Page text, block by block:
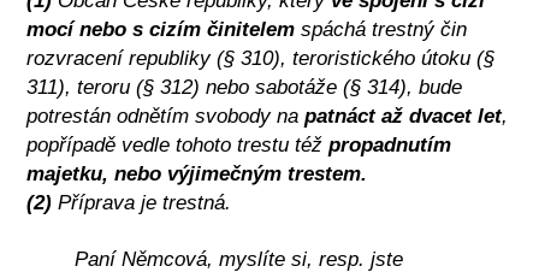
mocí nebo s cizím činitelemspáchá trestný čin
rozvracení republiky (§ 310), teroristického útoku (§
311), teroru (§ 312) nebo sabotáže (§ 314), bude
potrestán odnětím svobody napatnáct až dvacet let,
popřípadě vedle tohoto trestu téžpropadnutím
majetku, nebo výjimečným trestem.
(2) Příprava je trestná.
Paní Němcová, myslíte si, resp. jste